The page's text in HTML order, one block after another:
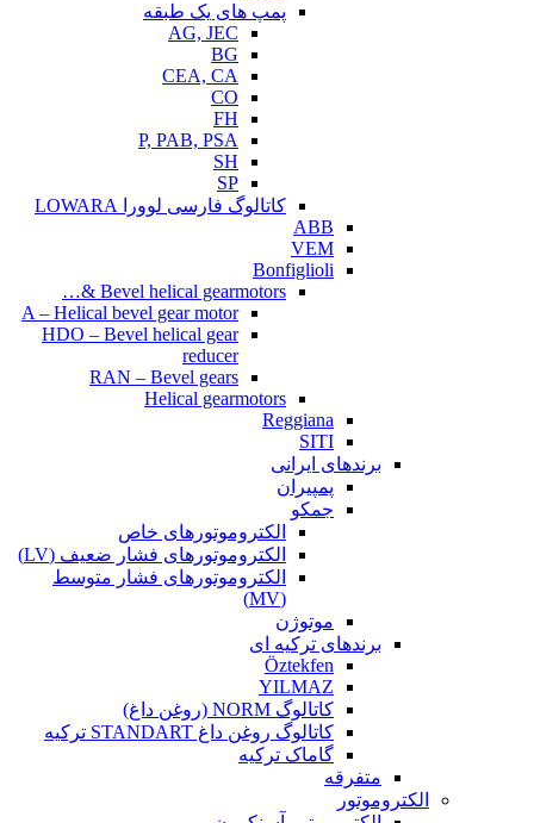
پمپ های یک طبقه
AG, JEC
BG
CEA, CA
CO
FH
P, PAB, PSA
SH
SP
کاتالوگ فارسی لوورا LOWARA
ABB
VEM
Bonfiglioli
Bevel helical gearmotors &…
A – Helical bevel gear motor
HDO – Bevel helical gear
reducer
RAN – Bevel gears
Helical gearmotors
Reggiana
SITI
برندهای ایرانی
پمپیران
جمکو
الکتروموتورهای خاص
الکتروموتورهای فشار ضعیف (LV)
الکتروموتورهای فشار متوسط
(MV)
موتوژن
برندهای ترکیه ای
Öztekfen
YILMAZ
کاتالوگ NORM (روغن داغ)
کاتالوگ روغن داغ STANDART ترکیه
گاماک ترکیه
متفرقه
الکتروموتور